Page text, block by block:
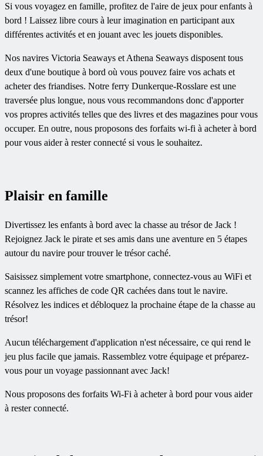
Si vous voyagez en famille, profitez de l'aire de jeux pour enfants à
bord ! Laissez libre cours à leur imagination en participant aux
différentes activités et en jouant avec les jouets disponibles.
Nos navires Victoria Seaways et Athena Seaways disposent tous
deux d'une boutique à bord où vous pouvez faire vos achats et
acheter des friandises. Notre ferry Dunkerque-Rosslare est une
traversée plus longue, nous vous recommandons donc d'apporter
vos propres activités telles que des livres et des magazines pour vous
occuper. En outre, nous proposons des forfaits wi-fi à acheter à bord
pour vous aider à rester connecté si vous le souhaitez.
Plaisir en famille
Divertissez les enfants à bord avec la chasse au trésor de Jack !
Rejoignez Jack le pirate et ses amis dans une aventure en 5 étapes
autour du navire pour trouver le trésor caché.
Saisissez simplement votre smartphone, connectez-vous au WiFi et
scannez les affiches de code QR cachées dans tout le navire.
Résolvez les indices et débloquez la prochaine étape de la chasse au
trésor!
Aucun téléchargement d'application n'est nécessaire, ce qui rend le
jeu plus facile que jamais. Rassemblez votre équipage et préparez-
vous pour un voyage passionnant avec Jack!
Nous proposons des forfaits Wi-Fi à acheter à bord pour vous aider
à rester connecté.